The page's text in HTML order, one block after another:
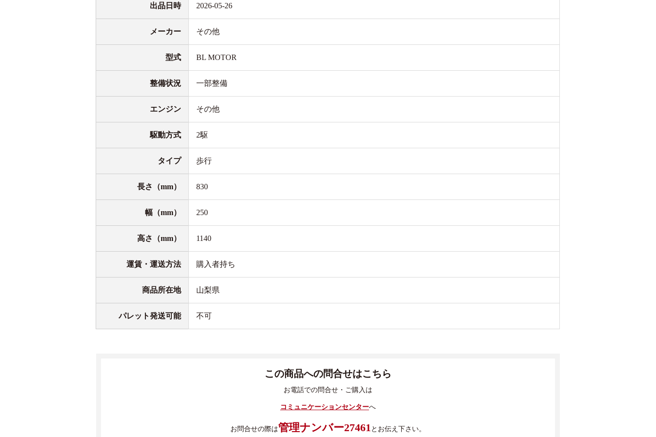
出品日時 2026-05-26
メーカー その他
型式 BL MOTOR
整備状況 一部整備
エンジン その他
駆動方式 2駆
タイプ 歩行
長さ（mm） 830
幅（mm） 250
高さ（mm） 1140
運賃・運送方法 購入者持ち
商品所在地 山梨県
パレット発送可能 不可
この商品への問合せはこちら
お電話での問合せ・ご購入は
コミュニケーションセンターへ
お問合せの際は管理ナンバー27461 とお伝え下さい。